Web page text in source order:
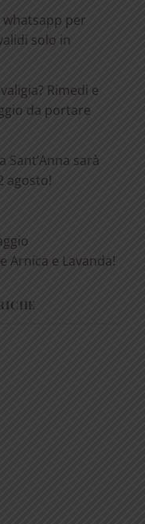
whatsapp per
solo in
Rimedi e
da portare
Sant’Anna sarà
agosto!
Arnica e Lavanda!